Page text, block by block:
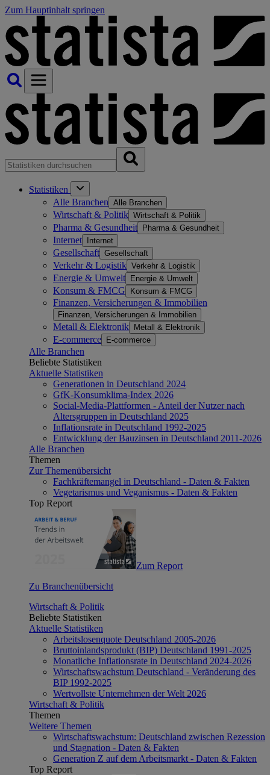
Zum Hauptinhalt springen
Statistiken
Alle Branchen Alle Branchen
Wirtschaft & Politik Wirtschaft & Politik
Pharma & Gesundheit Pharma & Gesundheit
Internet Internet
Gesellschaft Gesellschaft
Verkehr & Logistik Verkehr & Logistik
Energie & Umwelt Energie & Umwelt
Konsum & FMCG Konsum & FMCG
Finanzen, Versicherungen & Immobilien
Finanzen, Versicherungen & Immobilien
Metall & Elektronik Metall & Elektronik
E-commerce E-commerce
Alle Branchen
Beliebte Statistiken
Aktuelle Statistiken
Generationen in Deutschland 2024
GfK-Konsumklima-Index 2026
Social-Media-Plattformen - Anteil der Nutzer nach
Altersgruppen in Deutschland 2025
Inflationsrate in Deutschland 1992-2025
Entwicklung der Bauzinsen in Deutschland 2011-2026
Alle Branchen
Themen
Zur Themenübersicht
Fachkräftemangel in Deutschland - Daten & Fakten
Vegetarismus und Veganismus - Daten & Fakten
Top Report
Zum Report
Zu Branchenübersicht
Wirtschaft & Politik
Beliebte Statistiken
Aktuelle Statistiken
Arbeitslosenquote Deutschland 2005-2026
Bruttoinlandsprodukt (BIP) Deutschland 1991-2025
Monatliche Inflationsrate in Deutschland 2024-2026
Wirtschaftswachstum Deutschland - Veränderung des
BIP 1992-2025
Wertvollste Unternehmen der Welt 2026
Wirtschaft & Politik
Themen
Weitere Themen
Wirtschaftswachstum: Deutschland zwischen Rezession
und Stagnation - Daten & Fakten
Generation Z auf dem Arbeitsmarkt - Daten & Fakten
Top Report